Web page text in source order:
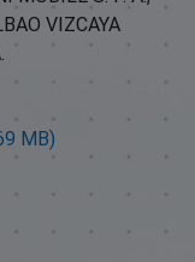
VIZCAYA
MB)